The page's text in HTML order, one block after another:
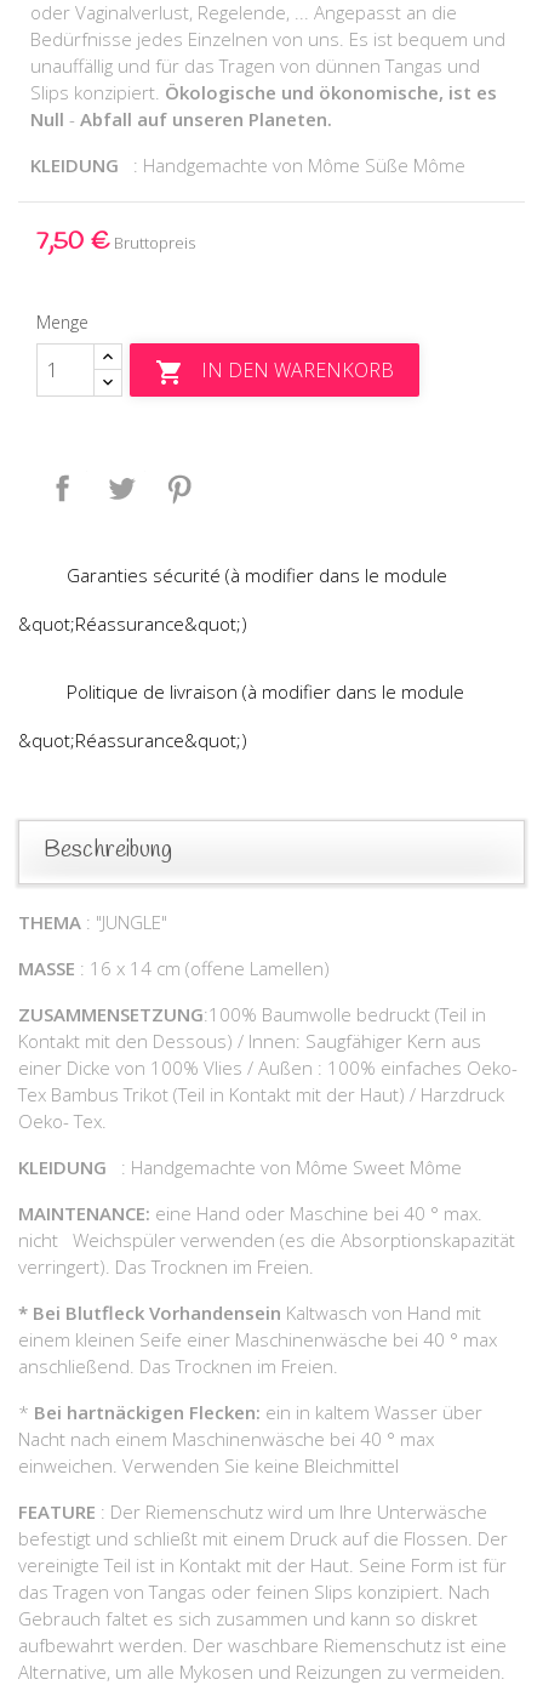
oder Vaginalverlust, Regelende, ... Angepasst an die
Bedürfnisse jedes Einzelnen von uns. Es ist bequem und
unauffällig und für das Tragen von dünnen Tangas und
Slips konzipiert. Ökologische und ökonomische, ist es
Null - Abfall auf unseren Planeten.
KLEIDUNG : Handgemachte von Môme Süße Môme
7,50 € Bruttopreis
Menge
 IN DEN WARENKORB
Teilen Tweet
Garanties sécurité (à modifier dans le module
&quot;Réassurance&quot;)
Politique de livraison (à modifier dans le module
&quot;Réassurance&quot;)
Beschreibung
THEMA : "JUNGLE"
MASSE : 16 x 14 cm (offene Lamellen)
ZUSAMMENSETZUNG:100% Baumwolle bedruckt (Teil in
Kontakt mit den Dessous) / Innen: Saugfähiger Kern aus
einer Dicke von 100% Vlies / Außen : 100% einfaches Oeko-
Tex Bambus Trikot (Teil in Kontakt mit der Haut) / Harzdruck
Oeko- Tex.
KLEIDUNG : Handgemachte von Môme Sweet Môme
MAINTENANCE: eine Hand oder Maschine bei 40 ° max.
nicht Weichspüler verwenden (es die Absorptionskapazität
verringert). Das Trocknen im Freien.
* Bei Blutfleck Vorhandensein Kaltwasch von Hand mit
einem kleinen Seife einer Maschinenwäsche bei 40 ° max
anschließend. Das Trocknen im Freien.
* Bei hartnäckigen Flecken: ein in kaltem Wasser über
Nacht nach einem Maschinenwäsche bei 40 ° max
einweichen. Verwenden Sie keine Bleichmittel
FEATURE : Der Riemenschutz wird um Ihre Unterwäsche
befestigt und schließt mit einem Druck auf die Flossen. Der
vereinigte Teil ist in Kontakt mit der Haut. Seine Form ist für
das Tragen von Tangas oder feinen Slips konzipiert. Nach
Gebrauch faltet es sich zusammen und kann so diskret
aufbewahrt werden. Der waschbare Riemenschutz ist eine
Alternative, um alle Mykosen und Reizungen zu vermeiden.